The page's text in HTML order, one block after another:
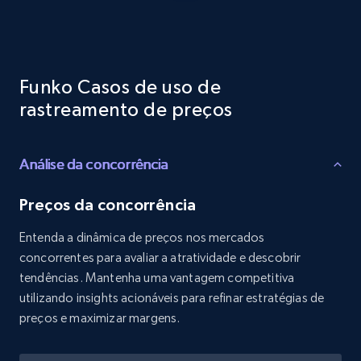
URL, Product id, Listing inventory id, Title, Rating,
price, and more.
1.9K+ 322+ Comece agora
Amazon products search
Funko Casos de uso de
rastreamento de preços
Análise da concorrência
Preços da concorrência
Entenda a dinâmica de preços nos mercados
concorrentes para avaliar a atratividade e descobrir
tendências. Mantenha uma vantagem competitiva
utilizando insights acionáveis para refinar estratégias de
preços e maximizar margens.